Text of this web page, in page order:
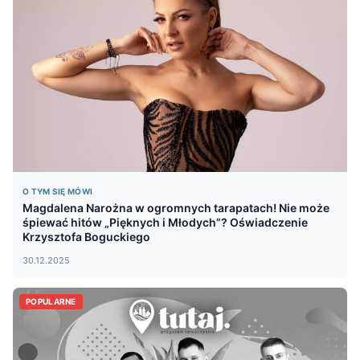
O TYM SIĘ MÓWI
Magdalena Narożna w ogromnych tarapatach! Nie może
śpiewać hitów „Pięknych i Młodych”? Oświadczenie
Krzysztofa Boguckiego
30.12.2025
POPULARNE